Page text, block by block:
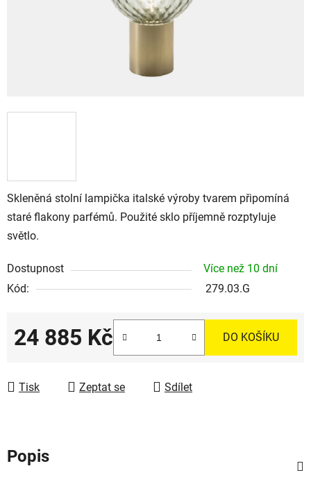
Skleněná stolní lampička italské výroby tvarem připomíná
staré flakony parfémů. Použité sklo příjemně rozptyluje
světlo.
Dostupnost
Více než 10 dní
Kód:
279.03.G
24 885 Kč DO KOŠÍKU
Tisk Zeptat se Sdílet
Popis